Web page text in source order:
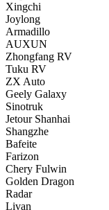
Xingchi
Joylong
Armadillo
AUXUN
Zhongfang RV
Tuku RV
ZX Auto
Geely Galaxy
Sinotruk
Jetour Shanhai
Shangzhe
Bafeite
Farizon
Chery Fulwin
Golden Dragon
Radar
Livan